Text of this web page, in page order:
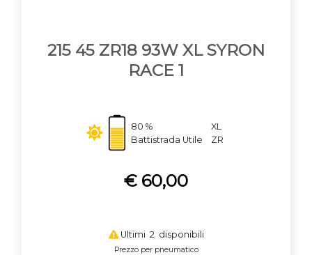
215 45 ZR18 93W XL SYRON
RACE 1
80 %
Battistrada Utile
XL
ZR
€ 60,00
Ultimi 2 disponibili
Prezzo per pneumatico